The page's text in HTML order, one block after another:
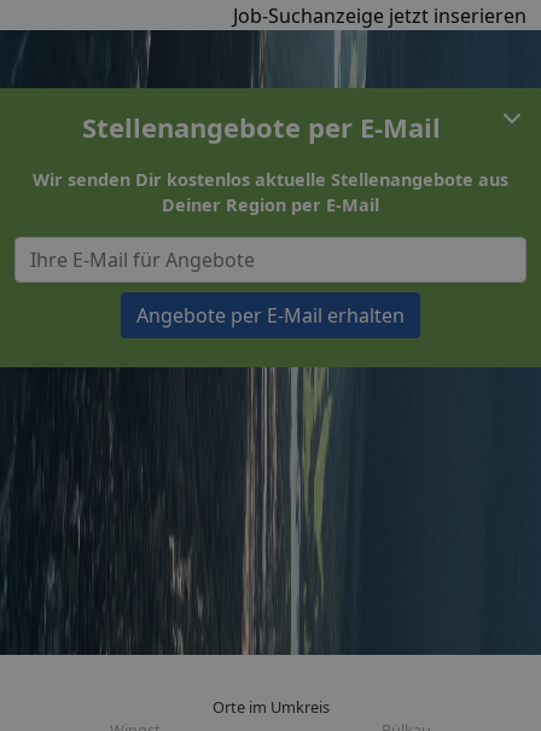
Job-Suchanzeige jetzt inserieren
Stellenangebote per E-Mail
Wir senden Dir kostenlos aktuelle Stellenangebote aus
Deiner Region per E-Mail
Angebote per E-Mail erhalten
Orte im Umkreis